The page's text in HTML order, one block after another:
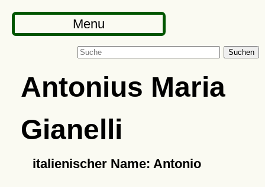
Menu
Suchen
Antonius Maria
Gianelli
italienischer Name: Antonio